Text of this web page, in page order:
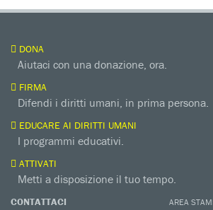
DONA
Aiutaci con una donazione, ora.
FIRMA
Difendi i diritti umani, in prima persona.
EDUCARE AI DIRITTI UMANI
I programmi educativi.
ATTIVATI
Metti a disposizione il tuo tempo.
CONTATTACI
AREA